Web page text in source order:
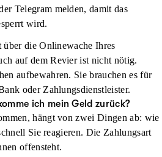
Telegram melden, damit das
wird.
über die Onlinewache Ihres
auf dem Revier ist nicht nötig.
aufbewahren. Sie brauchen es für
oder Zahlungsdienstleister.
ich mein Geld zurück?
hängt von zwei Dingen ab: wie
Sie reagieren. Die Zahlungsart
offensteht.